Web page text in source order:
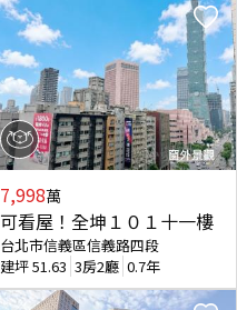
7,998萬
可看屋！全坤１０１十一樓
台北市信義區信義路四段
建坪51.63 3房2廳 0.7年